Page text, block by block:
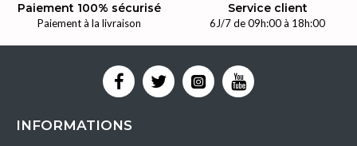
Paiement 100% sécurisé
Paiement à la livraison
Service client
6J/7 de 09h:00 à 18h:00
INFORMATIONS